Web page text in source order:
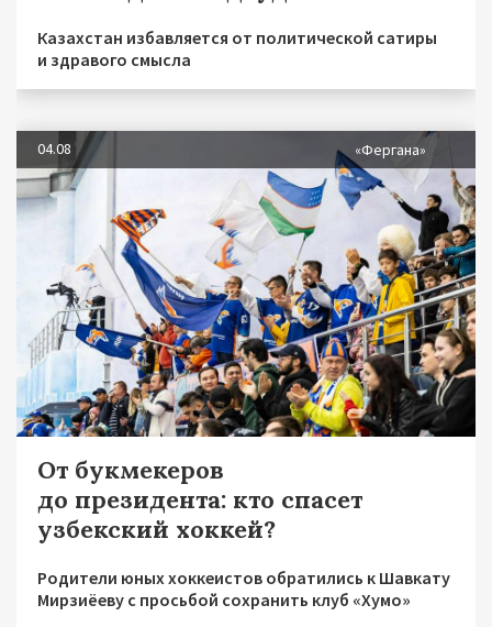
Казахстан избавляется от политической сатиры
и здравого смысла
04.08 «Фергана»
От букмекеров
до президента: кто спасет
узбекский хоккей?
Родители юных хоккеистов обратились к Шавкату
Мирзиёеву с просьбой сохранить клуб «Хумо»